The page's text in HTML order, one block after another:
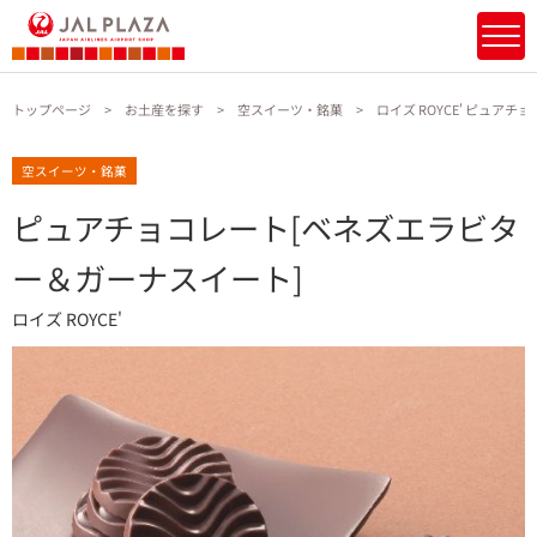
トップページ お土産を探す 空スイーツ・銘菓 ロイズ ROYCE' ピュアチ
空スイーツ・銘菓
ピュアチョコレート[ベネズエラビタ
ー＆ガーナスイート]
ロイズ ROYCE'